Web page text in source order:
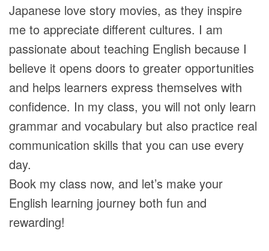
Japanese love story movies, as they inspire
me to appreciate different cultures. I am
passionate about teaching English because I
believe it opens doors to greater opportunities
and helps learners express themselves with
confidence. In my class, you will not only learn
grammar and vocabulary but also practice real
communication skills that you can use every
day.
Book my class now, and let’s make your
English learning journey both fun and
rewarding!